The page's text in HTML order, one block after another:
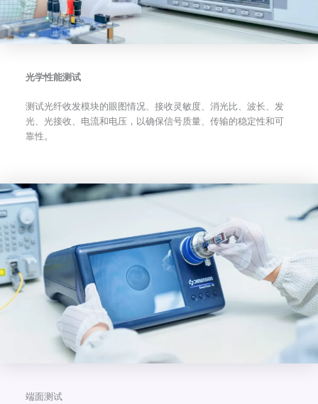
光学性能测试
测试光纤收发模块的眼图情况、接收灵敏度、消光比、波长、发
光、光接收、电流和电压，以确保信号质量、传输的稳定性和可
靠性。
端面测试